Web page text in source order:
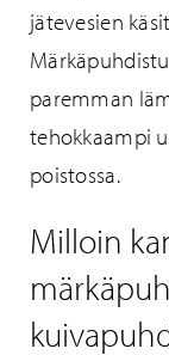
jätevesien
paremman
tehokkaampi
poistossa.
Milloin